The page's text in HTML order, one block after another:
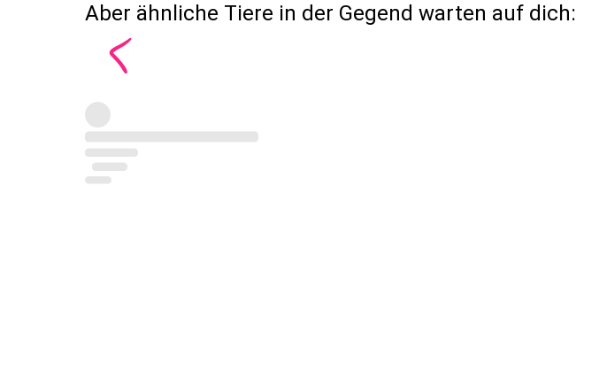
Aber ähnliche Tiere in der Gegend warten auf dich: